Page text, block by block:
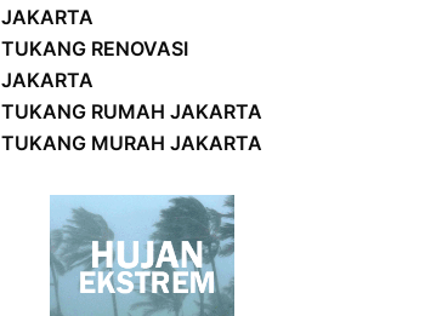
JAKARTA
TUKANG RENOVASI
JAKARTA
TUKANG RUMAH JAKARTA
TUKANG MURAH JAKARTA